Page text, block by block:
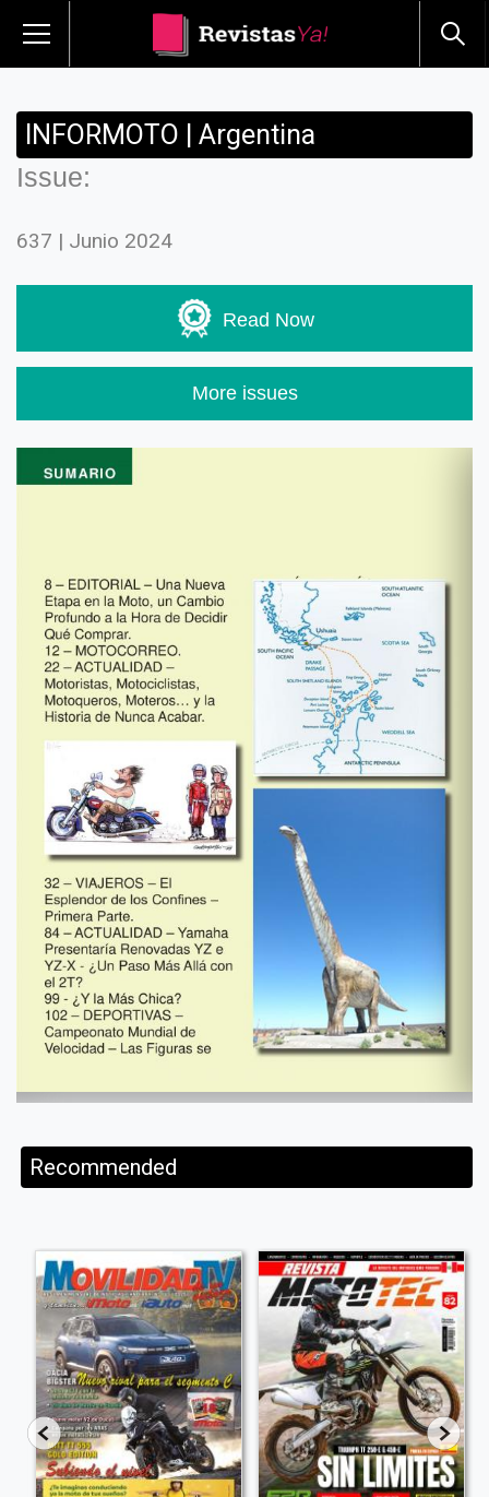
INFORMOTO | Argentina
Issue:
637 | Junio 2024
Read Now
More issues
Recommended